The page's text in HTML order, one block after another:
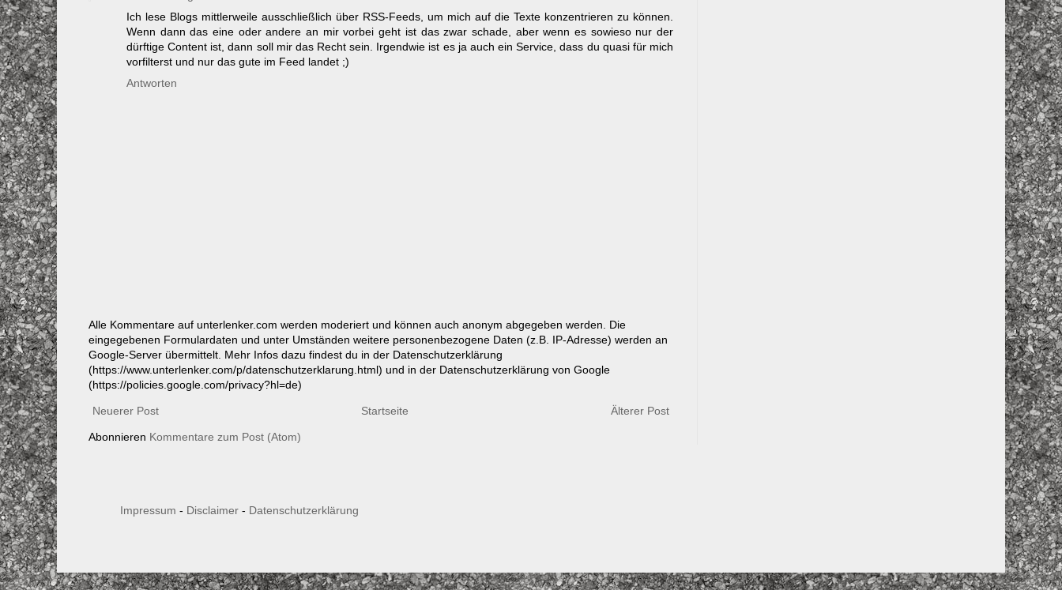
Ich lese Blogs mittlerweile ausschließlich über RSS-Feeds, um mich auf die Texte konzentrieren zu können.
Wenn dann das eine oder andere an mir vorbei geht ist das zwar schade, aber wenn es sowieso nur der
dürftige Content ist, dann soll mir das Recht sein. Irgendwie ist es ja auch ein Service, dass du quasi für mich
vorfilterst und nur das gute im Feed landet ;)
Antworten
Alle Kommentare auf unterlenker.com werden moderiert und können auch anonym abgegeben werden. Die
eingegebenen Formulardaten und unter Umständen weitere personenbezogene Daten (z.B. IP-Adresse) werden an
Google-Server übermittelt. Mehr Infos dazu findest du in der Datenschutzerklärung
(https://www.unterlenker.com/p/datenschutzerklarung.html) und in der Datenschutzerklärung von Google
(https://policies.google.com/privacy?hl=de)
Neuerer Post Älterer Post
Startseite
Abonnieren Kommentare zum Post (Atom)
Impressum - Disclaimer - Datenschutzerklärung